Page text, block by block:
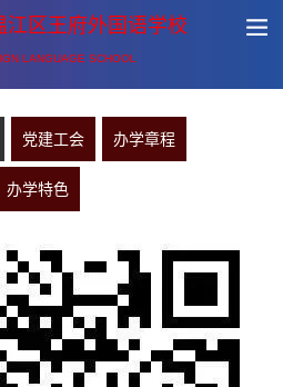
江区王府外国语学校
LANGUAGE SCHOOL
党建工会 办学章程
办学特色